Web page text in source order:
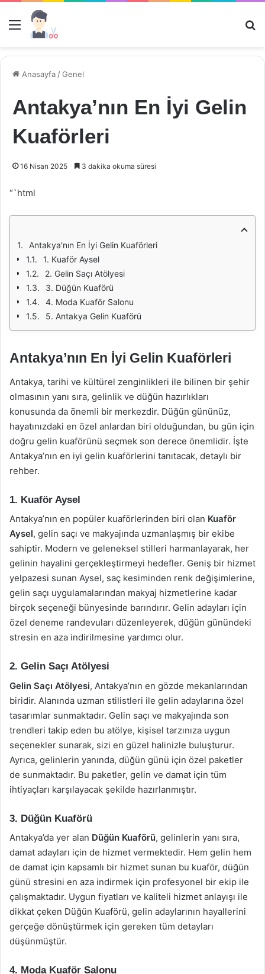
Menü
Anasayfa /Genel
Antakya’nın En İyi Gelin
Kuaförleri
16 Nisan 2025 3 dakika okuma süresi
“`html
Antakya'nın En İyi Gelin Kuaförleri
1. Kuaför Aysel
2. Gelin Saçı Atölyesi
3. Düğün Kuaförü
4. Moda Kuaför Salonu
5. Antakya Gelin Kuaförü
Antakya’nın En İyi Gelin Kuaförleri
Antakya, tarihi ve kültürel zenginlikleri ile bilinen bir şehir
olmasının yanı sıra, gelinlik ve düğün hazırlıkları
konusunda da önemli bir merkezdir. Düğün gününüz,
hayatınızdaki en özel anlardan biri olduğundan, bu gün için
doğru gelin kuaförünü seçmek son derece önemlidir. İşte
Antakya’nın en iyi gelin kuaförlerini tanıtacak, detaylı bir
rehber.
1. Kuaför Aysel
Antakya’nın en popüler kuaförlerinden biri olan Kuaför
Aysel, gelin saçı ve makyajında uzmanlaşmış bir ekibe
sahiptir. Modern ve geleneksel stilleri harmanlayarak, her
gelinin hayalini gerçekleştirmeyi hedefler. Geniş bir hizmet
yelpazesi sunan Aysel, saç kesiminden renk değişimlerine,
gelin saçı uygulamalarından makyaj hizmetlerine kadar
birçok seçeneği bünyesinde barındırır. Gelin adayları için
özel deneme randevuları düzenleyerek, düğün günündeki
stresin en aza indirilmesine yardımcı olur.
2. Gelin Saçı Atölyesi
Gelin Saçı Atölyesi, Antakya’nın en gözde mekanlarından
biridir. Alanında uzman stilistleri ile gelin adaylarına özel
tasarımlar sunmaktadır. Gelin saçı ve makyajında son
trendleri takip eden bu atölye, kişisel tarzınıza uygun
seçenekler sunarak, sizi en güzel halinizle buluşturur.
Ayrıca, gelinlerin yanında, düğün günü için özel paketler
de sunmaktadır. Bu paketler, gelin ve damat için tüm
ihtiyaçları karşılayacak şekilde hazırlanmıştır.
3. Düğün Kuaförü
Antakya’da yer alan Düğün Kuaförü, gelinlerin yanı sıra,
damat adayları için de hizmet vermektedir. Hem gelin hem
de damat için kapsamlı bir hizmet sunan bu kuaför, düğün
günü stresini en aza indirmek için profesyonel bir ekip ile
çalışmaktadır. Uygun fiyatları ve kaliteli hizmet anlayışı ile
dikkat çeken Düğün Kuaförü, gelin adaylarının hayallerini
gerçeğe dönüştürmek için gereken tüm detayları
düşünmüştür.
4. Moda Kuaför Salonu